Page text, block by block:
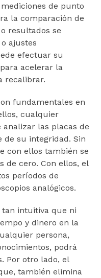
de punto
la comparación de
resultados se
o ajustes
efectuar su
acelerar la
recalibrar.
fundamentales en
cualquier
las placas de
su integridad. Sin
con ellos también se
de cero. Con ellos, el
períodos de
analógicos.
tan intuitiva que ni
y dinero en la
persona,
podrá
Por otro lado, el
también elimina